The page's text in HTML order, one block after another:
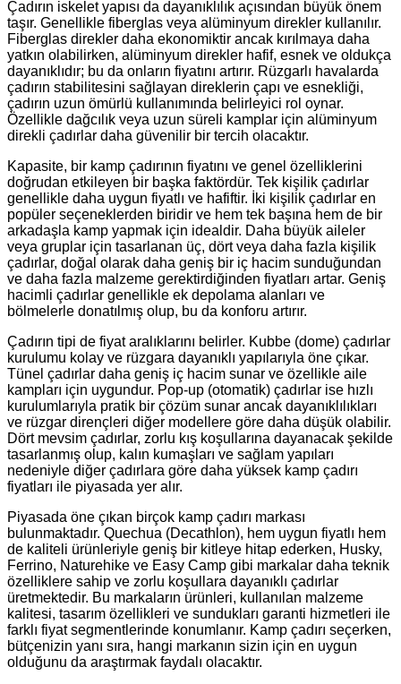
Çadırın iskelet yapısı da dayanıklılık açısından büyük önem
taşır. Genellikle fiberglas veya alüminyum direkler kullanılır.
Fiberglas direkler daha ekonomiktir ancak kırılmaya daha
yatkın olabilirken, alüminyum direkler hafif, esnek ve oldukça
dayanıklıdır; bu da onların fiyatını artırır. Rüzgarlı havalarda
çadırın stabilitesini sağlayan direklerin çapı ve esnekliği,
çadırın uzun ömürlü kullanımında belirleyici rol oynar.
Özellikle dağcılık veya uzun süreli kamplar için alüminyum
direkli çadırlar daha güvenilir bir tercih olacaktır.
Kapasite, bir kamp çadırının fiyatını ve genel özelliklerini
doğrudan etkileyen bir başka faktördür. Tek kişilik çadırlar
genellikle daha uygun fiyatlı ve hafiftir. İki kişilik çadırlar en
popüler seçeneklerden biridir ve hem tek başına hem de bir
arkadaşla kamp yapmak için idealdir. Daha büyük aileler
veya gruplar için tasarlanan üç, dört veya daha fazla kişilik
çadırlar, doğal olarak daha geniş bir iç hacim sunduğundan
ve daha fazla malzeme gerektirdiğinden fiyatları artar. Geniş
hacimli çadırlar genellikle ek depolama alanları ve
bölmelerle donatılmış olup, bu da konforu artırır.
Çadırın tipi de fiyat aralıklarını belirler. Kubbe (dome) çadırlar
kurulumu kolay ve rüzgara dayanıklı yapılarıyla öne çıkar.
Tünel çadırlar daha geniş iç hacim sunar ve özellikle aile
kampları için uygundur. Pop-up (otomatik) çadırlar ise hızlı
kurulumlarıyla pratik bir çözüm sunar ancak dayanıklılıkları
ve rüzgar dirençleri diğer modellere göre daha düşük olabilir.
Dört mevsim çadırlar, zorlu kış koşullarına dayanacak şekilde
tasarlanmış olup, kalın kumaşları ve sağlam yapıları
nedeniyle diğer çadırlara göre daha yüksek kamp çadırı
fiyatları ile piyasada yer alır.
Piyasada öne çıkan birçok kamp çadırı markası
bulunmaktadır. Quechua (Decathlon), hem uygun fiyatlı hem
de kaliteli ürünleriyle geniş bir kitleye hitap ederken, Husky,
Ferrino, Naturehike ve Easy Camp gibi markalar daha teknik
özelliklere sahip ve zorlu koşullara dayanıklı çadırlar
üretmektedir. Bu markaların ürünleri, kullanılan malzeme
kalitesi, tasarım özellikleri ve sundukları garanti hizmetleri ile
farklı fiyat segmentlerinde konumlanır. Kamp çadırı seçerken,
bütçenizin yanı sıra, hangi markanın sizin için en uygun
olduğunu da araştırmak faydalı olacaktır.